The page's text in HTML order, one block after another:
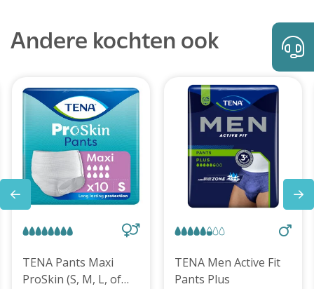
Andere kochten ook
TENA Pants Maxi
ProSkin (S, M, L, of
TENA Men Active Fit
Pants Plus